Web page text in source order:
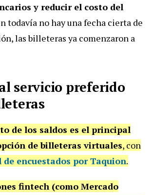
y reducir el costo del
todavía no hay una fecha cierta de
las billeteras ya comenzaron a
servicio preferido
de los saldos es el principal
de billeteras virtuales, con
encuestados por Taquion.
fintech (como Mercado